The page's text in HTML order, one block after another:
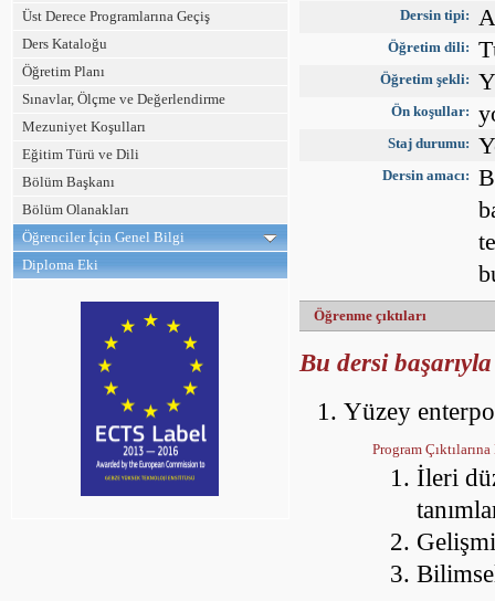
Üst Derece Programlarına Geçiş
Ders Kataloğu
Öğretim Planı
Sınavlar, Ölçme ve Değerlendirme
Mezuniyet Koşulları
Eğitim Türü ve Dili
Bölüm Başkanı
Bölüm Olanakları
Öğrenciler İçin Genel Bilgi
Diploma Eki
Dersin tipi:
Öğretim dili:
Öğretim şekli:
Ön koşullar:
Staj durumu:
Dersin amacı:
Öğrenme çıktıları
Bu dersi
Yüzey
Program Çıktılarına
İleri